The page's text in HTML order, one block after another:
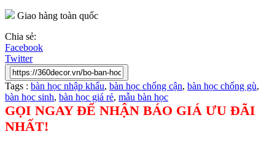
Giao hàng toàn quốc
Chia sẻ:
Facebook
Twitter
Tags : bàn học nhập khẩu, bàn học chống cận, bàn học chống gù,
bàn học sinh, bàn học giá rẻ, mẫu bàn học
GỌI NGAY ĐỂ NHẬN BÁO GIÁ ƯU ĐÃI
NHẤT!